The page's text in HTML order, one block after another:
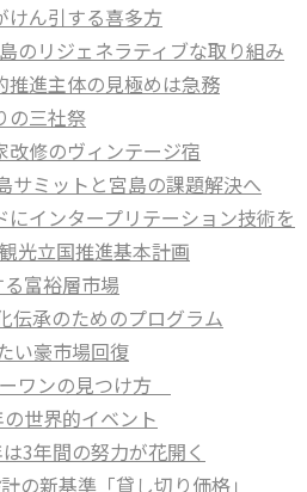
けん引する喜多方
のリジェネラティブな取り組み
推進主体の見極めは急務
の三社祭
改修のヴィンテージ宿
サミットと宮島の課題解決へ
にインタープリテーション技術を
光立国推進基本計画
る富裕層市場
伝承のためのプログラム
い豪市場回復
ワンの見つけ方
世界的イベント
3年間の努力が花開く
の新基準「貸し切り価格」